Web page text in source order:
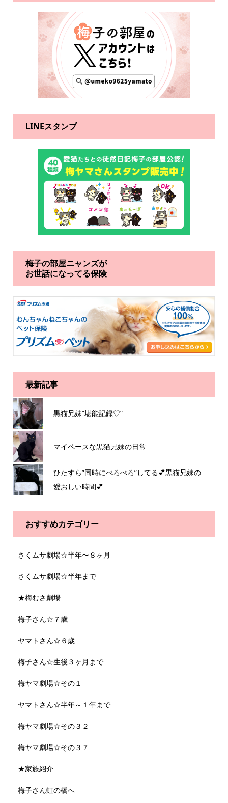
LINEスタンプ
梅子の部屋ニャンズが
お世話になってる保険
最新記事
黒猫兄妹”堪能記録♡”
マイペースな黒猫兄妹の日常
ひたすら”同時にぺろぺろ”してる💕黒猫兄妹の
愛おしい時間💕
おすすめカテゴリー
さくムサ劇場☆半年〜８ヶ月
さくムサ劇場☆半年まで
★梅むさ劇場
梅子さん☆７歳
ヤマトさん☆６歳
梅子さん☆生後３ヶ月まで
梅ヤマ劇場☆その１
ヤマトさん☆半年～１年まで
梅ヤマ劇場☆その３２
梅ヤマ劇場☆その３７
★家族紹介
梅子さん虹の橋へ